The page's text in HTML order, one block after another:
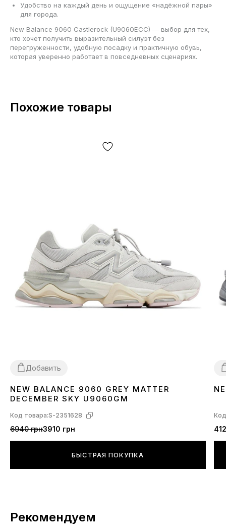
Удобство на каждый день и ощущение «надёжной пары»
для города.
New Balance 9060 Castlerock (U9060ECC) — выбор для тех,
кто хочет получить выразительный силуэт без
перегруженности, удобную посадку и практичную обувь,
которая уверенно работает в повседневных сценариях.
Похожие товары
Добавить
3637 3839404142 43 4445
NEW BALANCE 9060 GREY MATTER
DECEMBER SKY U9060GM
Код товара:S-2351628
6940 грн3910 грн
БЫСТРАЯ ПОКУПКА
Рекомендуем